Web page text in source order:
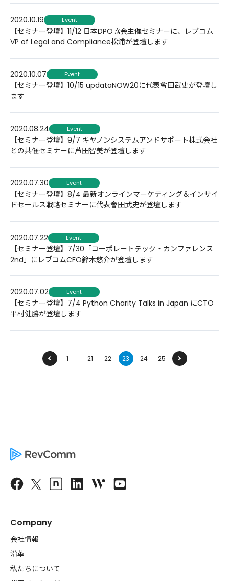
2020.10.19 Event
【セミナー登壇】11/12 日本DPO協会主催セミナーに、レブコム
VP of Legal and Compliance松浦が登壇します
2020.10.07 Event
【セミナー登壇】10/15 updataNOW20に代表會田武史が登壇し
ます
2020.08.24 Event
【セミナー登壇】9/7 キヤノンシステムアンドサポート株式会社
との共催セミナーに芦田智美が登壇します
2020.07.30 Event
【セミナー登壇】8/4 最新オンラインマーケティング＆インサイ
ドセールス戦略セミナーに代表會田武史が登壇します
2020.07.22 Event
【セミナー登壇】7/30「コーポレートテック・カンファレンス
2nd」にレブコムCFO鈴木悠介が登壇します
2020.07.02 Event
【セミナー登壇】7/4 Python Charity Talks in Japan にCTO
平村健勝が登壇します
前へ 1 ... 21 22 23 24 25 次へ
Company
会社情報
沿革
私たちについて